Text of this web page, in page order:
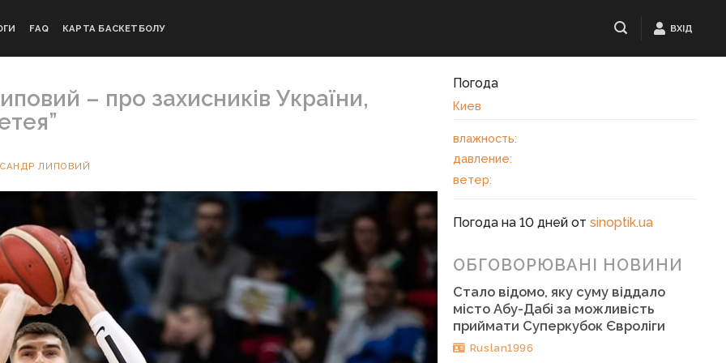
FAQ КАРТА БАСКЕТБОЛУ ВХІД
– про захисників України,
ЛИПОВИЙ
Погода
Киев
влажность:
давление:
ветер:
Погода на 10 дней отsinoptik.ua
ОБГОВОРЮВАНІ НОВИНИ
Стало відомо, яку суму віддало
місто Абу-Дабі за можливість
приймати Суперкубок Євроліги
Ruslan1996